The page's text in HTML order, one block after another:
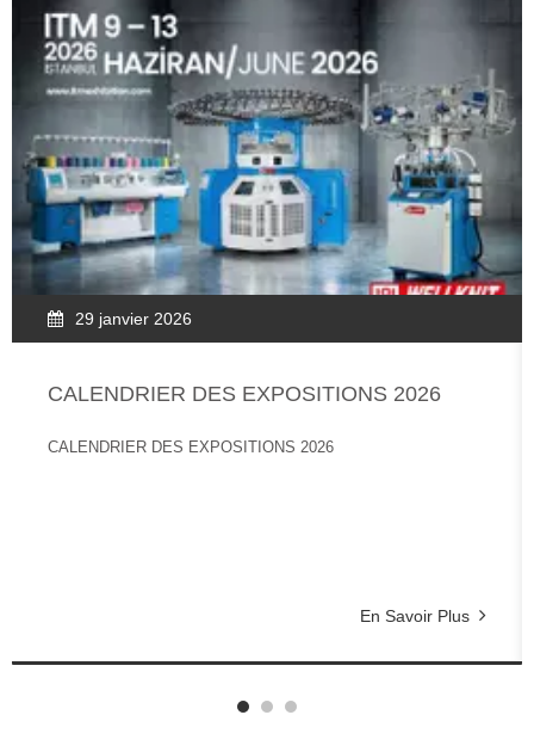
29 janvier 2026
CALENDRIER DES EXPOSITIONS 2026
CALENDRIER DES EXPOSITIONS 2026
En Savoir Plus